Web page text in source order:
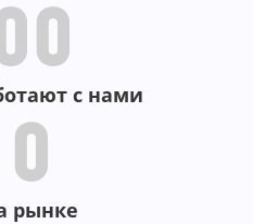
с нами
рынке